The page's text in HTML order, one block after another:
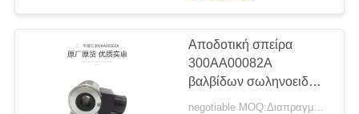
Αποδοτική σπείρα
300AA00082A
βαλβίδων σωληνοειδών
μερών φορτηγών